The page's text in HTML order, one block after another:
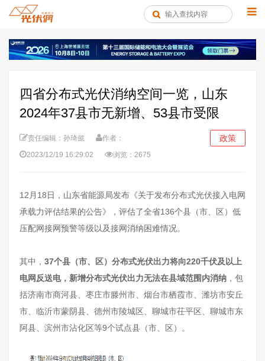
四省分布式光伏消纳空间一览，山东
2024年37县市无新增、53县市受限
责任编辑：孙琦懿
作者：
2023/12/19 16:29:02
浏览：2675
政策
12月18日，山东省能源局发布《关于发布分布式光伏接入电网
承载力评估结果的公告》，评估了全省136个县（市、区）低
压配网接网预警等级以及接网消纳困难情况。
其中， 37个县（市、区）分布式光伏出力将向220千伏及以上
电网反送电，新增分布式光伏出力无法在县域范围内消纳 ，包
括济南市商河县、枣庄市滕州市、烟台市栖霞市、潍坊市安丘
市、临沂市蒙阴县、德州市陵城区、聊城市茌平区、聊城市东
阿县、滨州市沾化区等9个试点县（市、区）。